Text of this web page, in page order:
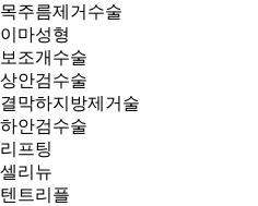
목주름제거수술
이마성형
보조개수술
상안검수술
결막하지방제거술
하안검수술
리프팅
셀리뉴
텐트리플